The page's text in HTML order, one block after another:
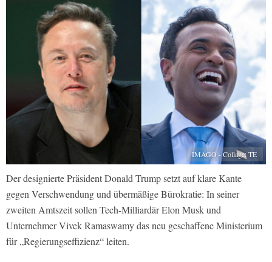
IMAGO - Collage: TE
Der designierte Präsident Donald Trump setzt auf klare Kante
gegen Verschwendung und übermäßige Bürokratie: In seiner
zweiten Amtszeit sollen Tech-Milliardär Elon Musk und
Unternehmer Vivek Ramaswamy das neu geschaffene Ministerium
für „Regierungseffizienz“ leiten.